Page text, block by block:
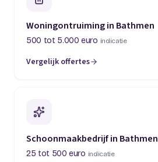
Woningontruiming in Bathmen
500 tot 5.000 euro indicatie
Vergelijk offertes
Schoonmaakbedrijf in Bathmen
25 tot 500 euro indicatie